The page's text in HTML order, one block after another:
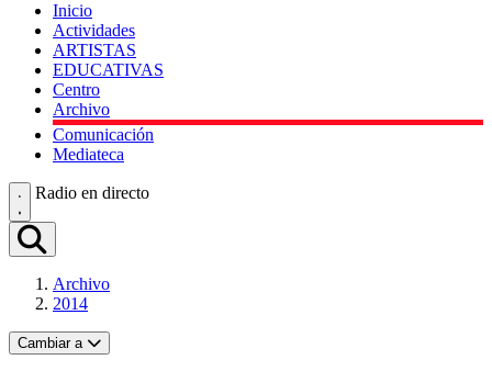
Inicio
Actividades
ARTISTAS
EDUCATIVAS
Centro
Archivo
Comunicación
Mediateca
Radio en directo
Archivo
2014
Cambiar a